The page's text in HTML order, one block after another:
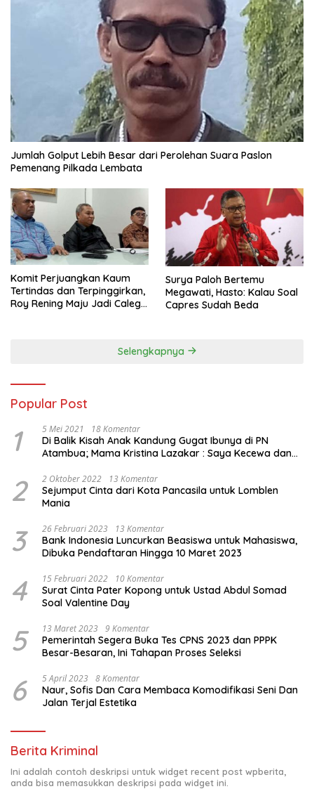
Jumlah Golput Lebih Besar dari Perolehan Suara Paslon
Pemenang Pilkada Lembata
Komit Perjuangkan Kaum
Tertindas dan Terpinggirkan,
Roy Rening Maju Jadi Caleg
Surya Paloh Bertemu
Megawati, Hasto: Kalau Soal
Capres Sudah Beda
Selengkapnya
Popular Post
1 5 Mei 2021 18 Komentar
Di Balik Kisah Anak Kandung Gugat Ibunya di PN
Atambua; Mama Kristina Lazakar : Saya Kecewa dan
2 2 Oktober 2022 13 Komentar
Sejumput Cinta dari Kota Pancasila untuk Lomblen
Mania
3 26 Februari 2023 13 Komentar
Bank Indonesia Luncurkan Beasiswa untuk Mahasiswa,
Dibuka Pendaftaran Hingga 10 Maret 2023
4 15 Februari 2022 10 Komentar
Surat Cinta Pater Kopong untuk Ustad Abdul Somad
Soal Valentine Day
5 13 Maret 2023 9 Komentar
Pemerintah Segera Buka Tes CPNS 2023 dan PPPK
Besar-Besaran, Ini Tahapan Proses Seleksi
6 5 April 2023 8 Komentar
Naur, Sofis Dan Cara Membaca Komodifikasi Seni Dan
Jalan Terjal Estetika
Berita Kriminal
Ini adalah contoh deskripsi untuk widget recent post wpberita,
anda bisa memasukkan deskripsi pada widget ini.